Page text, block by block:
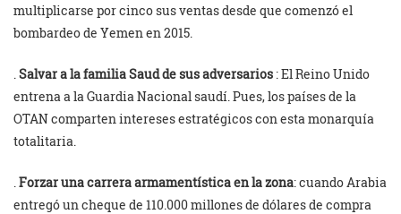
multiplicarse por cinco sus ventas desde que comenzó el
bombardeo de Yemen en 2015.
.Salvar a la familia Saud de sus adversarios : El Reino Unido
entrena a la Guardia Nacional saudí. Pues, los países de la
OTAN comparten intereses estratégicos con esta monarquía
totalitaria.
.Forzar una carrera armamentística en la zona: cuando Arabia
entregó un cheque de 110.000 millones de dólares de compra